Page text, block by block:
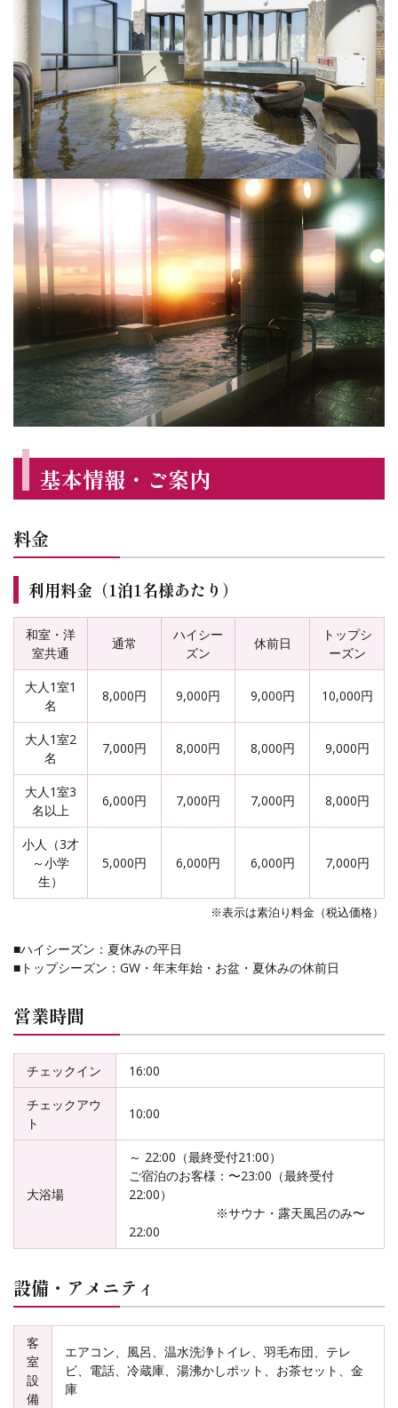
基本情報・ご案内
料金
利用料金（1泊1名様あたり）
和室・洋
室共通
通常
ハイシー
ズン
休前日
トップシ
ーズン
大人1室1
名
8,000円 9,000円 9,000円 10,000円
大人1室2
名
7,000円 8,000円 8,000円 9,000円
大人1室3
名以上
6,000円 7,000円 7,000円 8,000円
小人（3才
～小学
生）
5,000円 6,000円 6,000円 7,000円
※表示は素泊り料金（税込価格）
■ハイシーズン：夏休みの平日
■トップシーズン：GW・年末年始・お盆・夏休みの休前日
営業時間
チェックイン
16:00
チェックアウ
ト
10:00
大浴場
～ 22:00（最終受付21:00）
ご宿泊のお客様：〜23:00（最終受付
22:00）
※サウナ・露天風呂のみ〜
22:00
設備・アメニティ
客
室
設
備
エアコン、風呂、温水洗浄トイレ、羽毛布団、テレ
ビ、電話、冷蔵庫、湯沸かしポット、お茶セット、金
庫